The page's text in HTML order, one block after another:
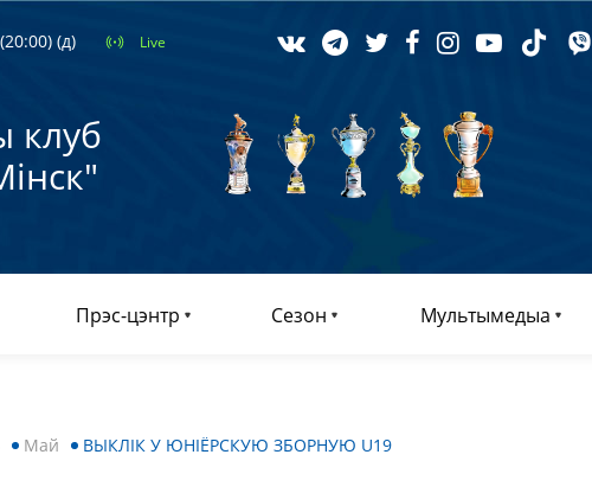
(д) Live
клуб
Прэс-цэнтр Сезон Мультымедыа
Май ВЫКЛІК У ЮНІЁРСКУЮ ЗБОРНУЮ U19